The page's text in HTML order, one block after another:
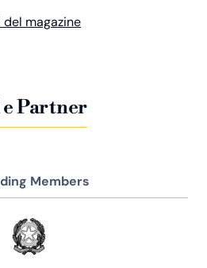
magazine
Partner
Members